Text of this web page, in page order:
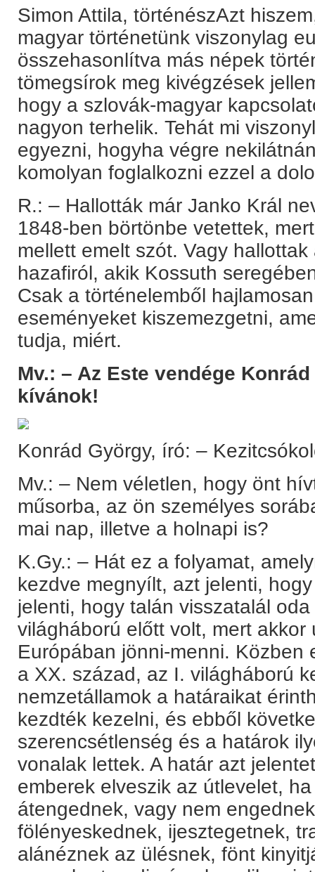
Simon Attila, történészAzt
magyar történetünk viszonylag
összehasonlítva más népek
tömegsírok meg kivégzések
hogy a szlovák-magyar
nagyon terhelik. Tehát mi
egyezni, hogyha végre
komolyan foglalkozni ezzel a
R.: – Hallották már Janko Král
1848-ben börtönbe vetettek,
mellett emelt szót. Vagy
hazafiról, akik Kossuth
Csak a történelemből
eseményeket kiszemezgetni,
tudja, miért.
Mv.: – Az Este vendége
kívánok!
Konrád György, író: –
Mv.: – Nem véletlen, hogy önt
műsorba, az ön személyes
mai nap, illetve a holnapi is?
K.Gy.: – Hát ez a folyamat,
kezdve megnyílt, azt jelenti,
jelenti, hogy talán visszatalál
világháború előtt volt, mert akkor
Európában jönni-menni. Közben
a XX. század, az I. világháború
nemzetállamok a határaikat
kezdték kezelni, és ebből
szerencsétlenség és a határok
vonalak lettek. A határ azt
emberek elveszik az útlevelet,
átengednek, vagy nem
fölényeskednek, ijesztegetnek,
alánéznek az ülésnek, fönt